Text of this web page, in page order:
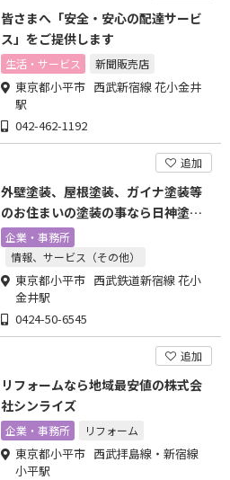
皆さまへ「安全・安心の配達サービ
ス」をご提供します
生活・サービス 新聞販売店
東京都小平市 西武新宿線 花小金井
駅
042-462-1192
追加
外壁塗装、屋根塗装、ガイナ塗装等
のお住まいの塗装の事なら日神塗装
工業へ
企業・事務所
情報、サービス（その他）
東京都小平市 西武鉄道新宿線 花小
金井駅
0424-50-6545
追加
リフォームなら地域最安値の株式会
社シンライズ
企業・事務所 リフォーム
東京都小平市 西武拝島線・新宿線
小平駅